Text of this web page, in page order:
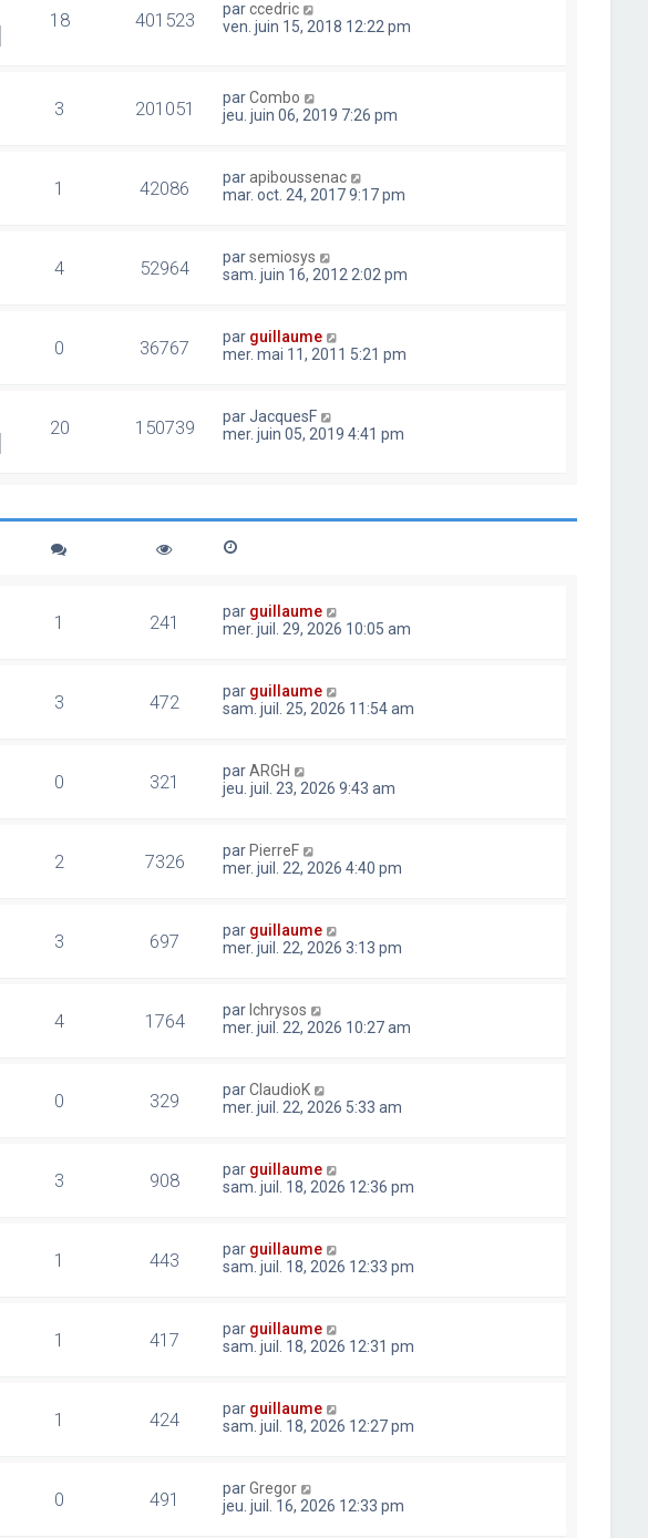
18 401523 parccedric
ven. juin 15, 2018 12:22 pm
3 201051 parCombo
jeu. juin 06, 2019 7:26 pm
1 42086 parapiboussenac
mar. oct. 24, 2017 9:17 pm
4 52964 parsemiosys
sam. juin 16, 2012 2:02 pm
0 36767 par guillaume
mer. mai 11, 2011 5:21 pm
20 150739 parJacquesF
mer. juin 05, 2019 4:41 pm
1 241 par guillaume
mer. juil. 29, 2026 10:05 am
3 472 par guillaume
sam. juil. 25, 2026 11:54 am
0 321 parARGH
jeu. juil. 23, 2026 9:43 am
2 7326 par PierreF
mer. juil. 22, 2026 4:40 pm
3 697 par guillaume
mer. juil. 22, 2026 3:13 pm
4 1764 par lchrysos
mer. juil. 22, 2026 10:27 am
0 329 parClaudioK
mer. juil. 22, 2026 5:33 am
3 908 par guillaume
sam. juil. 18, 2026 12:36 pm
1 443 par guillaume
sam. juil. 18, 2026 12:33 pm
1 417 par guillaume
sam. juil. 18, 2026 12:31 pm
1 424 par guillaume
sam. juil. 18, 2026 12:27 pm
0 491 parGregor
jeu. juil. 16, 2026 12:33 pm